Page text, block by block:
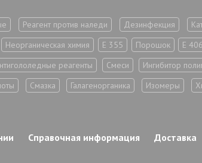
Реагент против наледи Дезинфекция
Неорганическая химия Е 355 Порошок Е 406
реагенты Смеси Ингибитор
Смазка Галагенорганика Изомеры
Справочная информация Доставка